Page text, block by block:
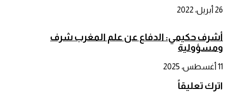
26 أبريل، 2022
أشرف حكيمي: الدفاع عن علم المغرب شرف
ومسؤولية
11 أغسطس، 2025
اترك تعليقاً